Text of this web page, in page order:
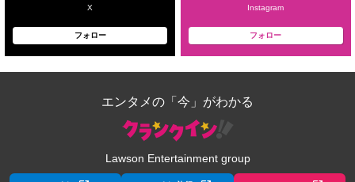
X
フォロー
Instagram
フォロー
エンタメの「今」がわかる
Lawson Entertainment group